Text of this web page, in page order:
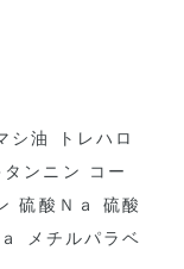
シ油 トレハロ
ンニン コー
硫酸Ｎａ 硫酸
メチルパラベ